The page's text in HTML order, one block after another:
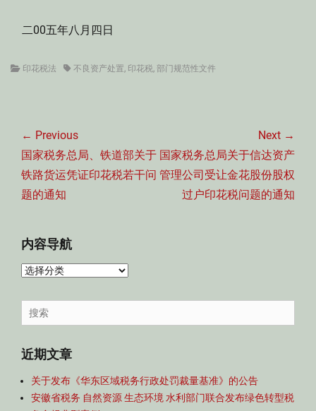
二00五年八月四日
Categories
印花税法 Tags不良资产处置, 印花税, 部门规范性文件
章
导
航
← Previous
Previous
post:
国家税务总局、铁道部关于
铁路货运凭证印花税若干问
题的通知
Next →
Next
post:
国家税务总局关于信达资产
管理公司受让金花股份股权
过户印花税问题的通知
内容导航
内
导
航
Search
for:
近期文章
关于发布《华东区域税务行政处罚裁量基准》的公告
安徽省税务 自然资源 生态环境 水利部门联合发布绿色转型税